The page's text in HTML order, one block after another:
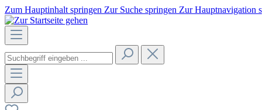
Zum Hauptinhalt springen Zur Suche springen Zur Hauptnavigation